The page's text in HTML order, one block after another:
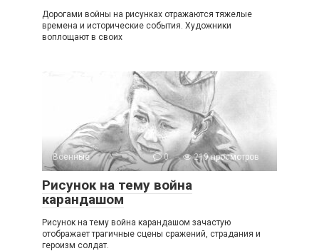
Дорогами войны на рисунках отражаются тяжелые
времена и исторические события. Художники
воплощают в своих
Военные 0 219 просмотров
Рисунок на тему война
карандашом
Рисунок на тему война карандашом зачастую
отображает трагичные сцены сражений, страдания и
героизм солдат.